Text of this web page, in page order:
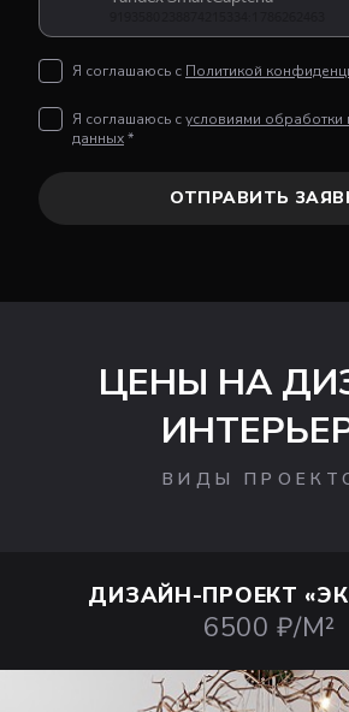
Я соглашаюсь с Политикой
Я соглашаюсь сусловиями обработки
данных*
ОТПРАВИТЬ
ЦЕНЫ НА
ВИДЫ
ДИЗАЙН-ПРОЕКТ
6500 ₽/М²